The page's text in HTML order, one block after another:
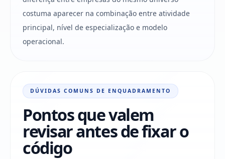
costuma aparecer na combinação entre atividade
principal, nível de especialização e modelo
operacional.
DÚVIDAS COMUNS DE ENQUADRAMENTO
Pontos que valem
revisar antes de fixar o
código